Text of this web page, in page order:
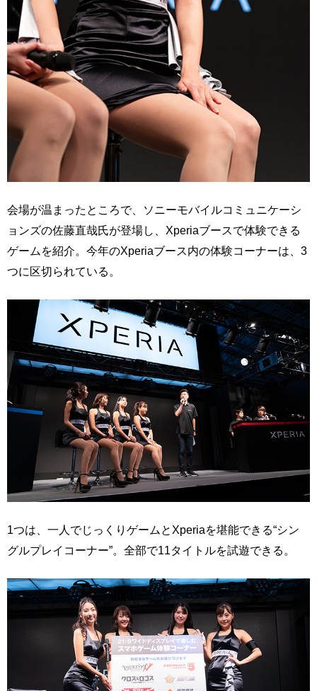
会場が温まったところで、ソニーモバイルコミュニケーシ
ョンズの佐藤直哉氏が登場し、Xperiaブースで体験できる
ゲームを紹介。今年のXperiaブース内の体験コーナーは、3
つに区切られている。
1つは、一人でじっくりゲームとXperiaを堪能できる“シン
グルプレイコーナー”。全部で11タイトルを試遊できる。